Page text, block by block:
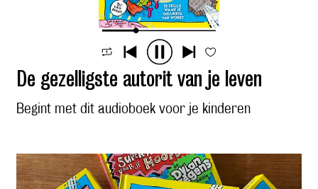
De gezelligste autorit van je leven
Begint met dit audioboek voor je kinderen